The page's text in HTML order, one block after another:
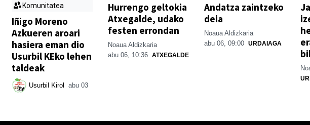
Komunitatea
Iñigo Moreno
Azkueren aroari
hasiera eman dio
Usurbil KEko lehen
taldeak
Usurbil Kirol abu 03
Hurrengo geltokia
Atxegalde, udako
festen errondan
Noaua Aldizkaria
abu 06, 10:36 ATXEGALDE
Andatza zaintzeko
deia
Noaua Aldizkaria
abu 06, 09:00 URDAIAGA